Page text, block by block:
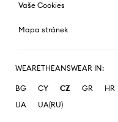
Vaše Cookies
Mapa stránek
WEARETHEANSWEAR IN:
BG CY CZ GR HR
UA
UA(RU)